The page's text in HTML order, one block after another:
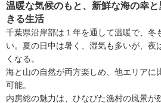
温暖な気候のもと、新鮮な海の幸
きる生活
千葉県沿岸部は１年を通して温暖で、冬
い。夏の日中は暑く、湿気も多いが、夜
くなる。
海と山の自然が両方楽しめ、他エリアに
可能。
内房総の魅力は、ひなびた漁村の風景が